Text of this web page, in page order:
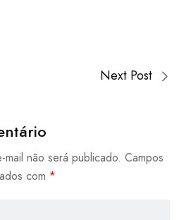
Next Post
não será publicado. Campos
com *